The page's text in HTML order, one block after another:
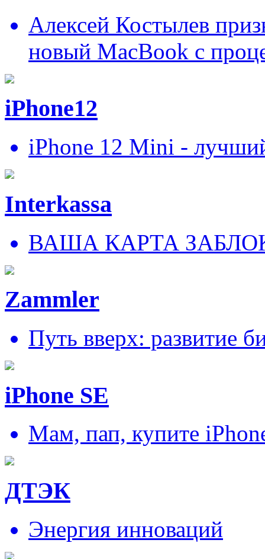
Алексей Костылев
новый MacBook c
iPhone12
iPhone 12 Mini -
Interkassa
ВАША КАРТА
Zammler
Путь вверх: развитие
iPhone SE
Мам, пап, купите
ДТЭК
Энергия инноваций